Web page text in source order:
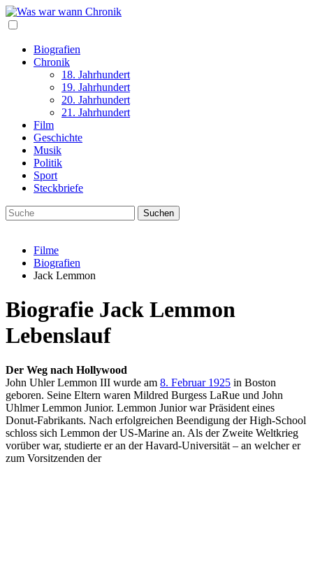
Biografien
Chronik
18. Jahrhundert
19. Jahrhundert
20. Jahrhundert
21. Jahrhundert
Film
Geschichte
Musik
Politik
Sport
Steckbriefe
Filme
Biografien
Jack Lemmon
Biografie Jack Lemmon
Lebenslauf
Der Weg nach Hollywood
John Uhler Lemmon III wurde am 8. Februar 1925 in Boston
geboren. Seine Eltern waren Mildred Burgess LaRue und John
Uhlmer Lemmon Junior. Lemmon Junior war Präsident eines
Donut-Fabrikants. Nach erfolgreichen Beendigung der High-School
schloss sich Lemmon der US-Marine an. Als der Zweite Weltkrieg
vorüber war, studierte er an der Havard-Universität – an welcher er
zum Vorsitzenden der